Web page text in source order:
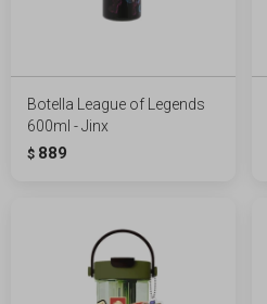
Botella League of Legends
600ml - Jinx
$ 889